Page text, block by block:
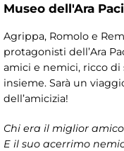
Museo dell'Ara
Agrippa, Romolo e
protagonisti dell’Ara
amici e nemici, ricco
insieme. Sarà un
dell’amicizia!
Chi era il miglior
E il suo acerrimo